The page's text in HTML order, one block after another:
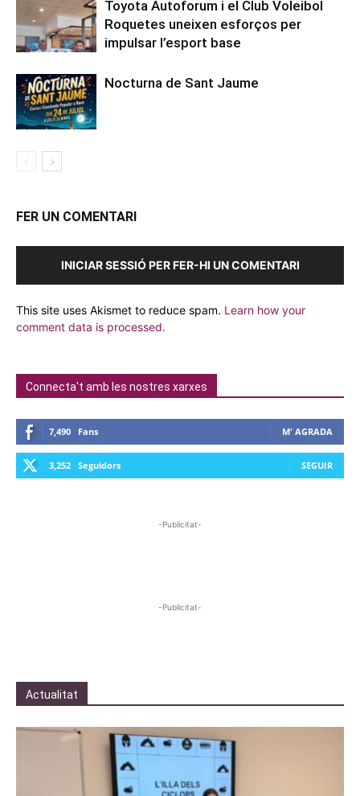
Toyota Autoforum i el Club Voleibol
Roquetes uneixen esforços per
impulsar l’esport base
Nocturna de Sant Jaume
FER UN COMENTARI
INICIAR SESSIÓ PER FER-HI UN COMENTARI
This site uses Akismet to reduce spam. Learn how your
comment data is processed.
Connecta't amb les nostres xarxes
7,490 Fans M' AGRADA
3,252 Seguidors SEGUIR
-Publicitat-
-Publicitat-
Actualitat